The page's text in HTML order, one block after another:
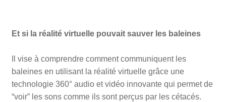
Et si la réalité virtuelle pouvait sauver les baleines
Il vise à comprendre comment communiquent les
baleines en utilisant la réalité virtuelle grâce une
technologie 360° audio et vidéo innovante qui permet de
“voir” les sons comme ils sont perçus par les cétacés.